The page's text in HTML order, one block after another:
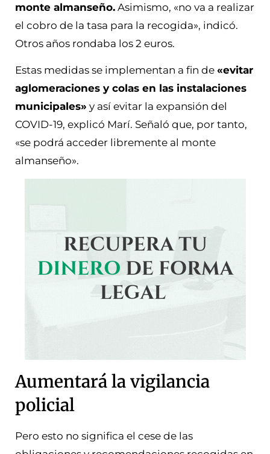
monte almanseño. Asimismo, «no va a realizar
el cobro de la tasa para la recogida», indicó.
Otros años rondaba los 2 euros.
Estas medidas se implementan a fin de «evitar
aglomeraciones y colas en las instalaciones
municipales» y así evitar la expansión del
COVID-19, explicó Marí. Señaló que, por tanto,
«se podrá acceder libremente al monte
almanseño».
Aumentará la vigilancia
policial
Pero esto no significa el cese de las